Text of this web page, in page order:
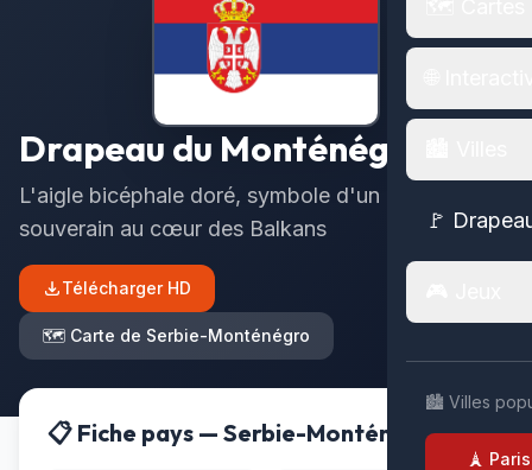
🚩
🏙️ Villes
🗼 Paris
Drapeau du Monténégro
L'aigle bicéphale doré, symbole d'un État
souverain au cœur des Balkans
Télécharger HD
🗺️ Carte de Serbie-Monténégro
📋 Fiche pays — Serbie-Monténégro